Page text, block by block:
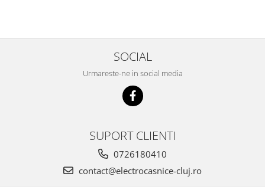
SOCIAL
Urmareste-ne in social media
SUPORT CLIENTI
0726180410
contact@electrocasnice-cluj.ro